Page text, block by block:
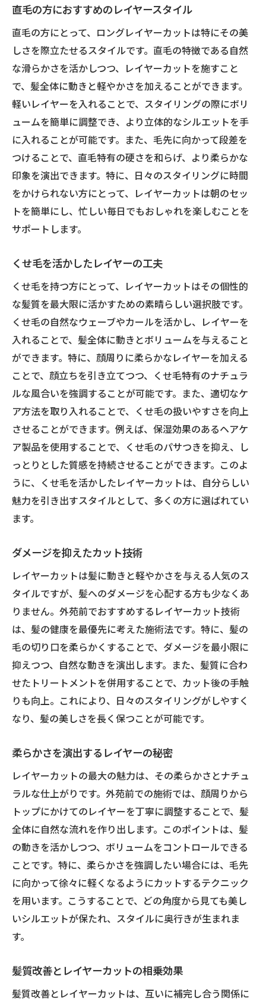
直毛の方におすすめのレイヤースタイル
直毛の方にとって、ロングレイヤーカットは特にその美
しさを際立たせるスタイルです。直毛の特徴である自然
な滑らかさを活かしつつ、レイヤーカットを施すこと
で、髪全体に動きと軽やかさを加えることができます。
軽いレイヤーを入れることで、スタイリングの際にボリ
ュームを簡単に調整でき、より立体的なシルエットを手
に入れることが可能です。また、毛先に向かって段差を
つけることで、直毛特有の硬さを和らげ、より柔らかな
印象を演出できます。特に、日々のスタイリングに時間
をかけられない方にとって、レイヤーカットは朝のセッ
トを簡単にし、忙しい毎日でもおしゃれを楽しむことを
サポートします。
くせ毛を活かしたレイヤーの工夫
くせ毛を持つ方にとって、レイヤーカットはその個性的
な髪質を最大限に活かすための素晴らしい選択肢です。
くせ毛の自然なウェーブやカールを活かし、レイヤーを
入れることで、髪全体に動きとボリュームを与えること
ができます。特に、顔周りに柔らかなレイヤーを加える
ことで、顔立ちを引き立てつつ、くせ毛特有のナチュラ
ルな風合いを強調することが可能です。また、適切なケ
ア方法を取り入れることで、くせ毛の扱いやすさを向上
させることができます。例えば、保湿効果のあるヘアケ
ア製品を使用することで、くせ毛のパサつきを抑え、し
っとりとした質感を持続させることができます。このよ
うに、くせ毛を活かしたレイヤーカットは、自分らしい
魅力を引き出すスタイルとして、多くの方に選ばれてい
ます。
ダメージを抑えたカット技術
レイヤーカットは髪に動きと軽やかさを与える人気のス
タイルですが、髪へのダメージを心配する方も少なくあ
りません。外苑前でおすすめするレイヤーカット技術
は、髪の健康を最優先に考えた施術法です。特に、髪の
毛の切り口を柔らかくすることで、ダメージを最小限に
抑えつつ、自然な動きを演出します。また、髪質に合わ
せたトリートメントを併用することで、カット後の手触
りも向上。これにより、日々のスタイリングがしやすく
なり、髪の美しさを長く保つことが可能です。
柔らかさを演出するレイヤーの秘密
レイヤーカットの最大の魅力は、その柔らかさとナチュ
ラルな仕上がりです。外苑前での施術では、顔周りから
トップにかけてのレイヤーを丁寧に調整することで、髪
全体に自然な流れを作り出します。このポイントは、髪
の動きを活かしつつ、ボリュームをコントロールできる
ことです。特に、柔らかさを強調したい場合には、毛先
に向かって徐々に軽くなるようにカットするテクニック
を用います。こうすることで、どの角度から見ても美し
いシルエットが保たれ、スタイルに奥行きが生まれま
す。
髪質改善とレイヤーカットの相乗効果
髪質改善とレイヤーカットは、互いに補完し合う関係に